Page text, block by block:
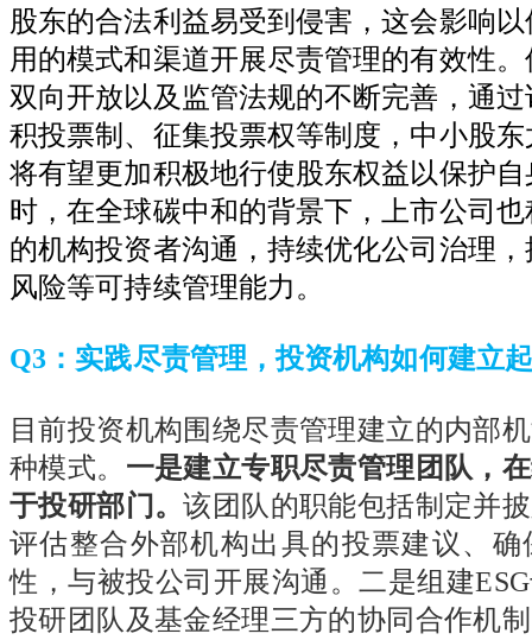
股东的合法利益易受到侵害，这会影响
用的模式和渠道开展尽责管理的有效性
双向开放以及监管法规的不断完善，通
积投票制、征集投票权等制度，中小股
将有望更加积极地行使股东权益以保护
时，在全球碳中和的背景下，上市公司
的机构投资者沟通，持续优化公司治理
风险等可持续管理能力。
Q3 ：实践尽责管理，投资机构如何建立
目前投资机构围绕尽责管理建立的内部
种模式。 一是建立专职尽责管理团队，
于投研部门。该团队的职能包括制定并
评估整合外部机构出具的投票建议、
性，与被投公司开展沟通。二是组建ESG
投研团队及基金经理三方的协同合作机